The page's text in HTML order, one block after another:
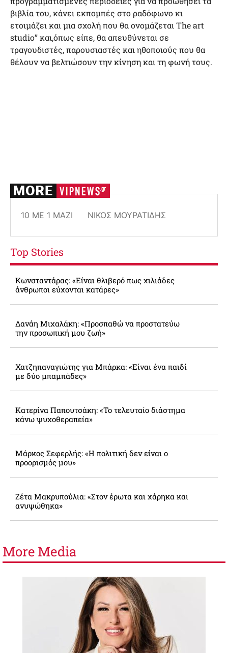
βιβλία του, κάνει εκπομπές στο ραδόφωνο κι
ετοιμάζει και μια σχολή που θα ονομάζεται Τhe art
studio” και,όπως είπε, θα απευθύνεται σε
τραγουδιστές, παρουσιαστές και ηθοποιούς που θα
θέλουν να βελτιώσουν την κίνηση και τη φωνή τους.
10 ΜΕ 1 ΜΑΖΊ ΝΊΚΟΣ ΜΟΥΡΑΤΊΔΗΣ
Top Stories
Κωνσταντάρας: «Είναι θλιβερό πως χιλιάδες
άνθρωποι εύχονται κατάρες»
Δανάη Μιχαλάκη: «Προσπαθώ να προστατεύω
την προσωπική μου ζωή»
Χατζηπαναγιώτης για Μπάρκα: «Είναι ένα παιδί
με δύο μπαμπάδες»
Κατερίνα Παπουτσάκη: «Το τελευταίο διάστημα
κάνω ψυχοθεραπεία»
Μάρκος Σεφερλής: «Η πολιτική δεν είναι ο
προορισμός μου»
Ζέτα Μακρυπούλια: «Στον έρωτα και χάρηκα και
ανυψώθηκα»
More Media